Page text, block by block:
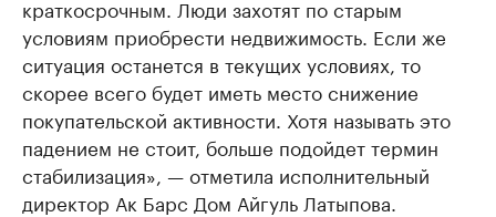
краткосрочным. Люди захотят по старым
условиям приобрести недвижимость. Если же
ситуация останется в текущих условиях, то
скорее всего будет иметь место снижение
покупательской активности. Хотя называть это
падением не стоит, больше подойдет термин
стабилизация», — отметила исполнительный
директор Ак Барс Дом Айгуль Латыпова.